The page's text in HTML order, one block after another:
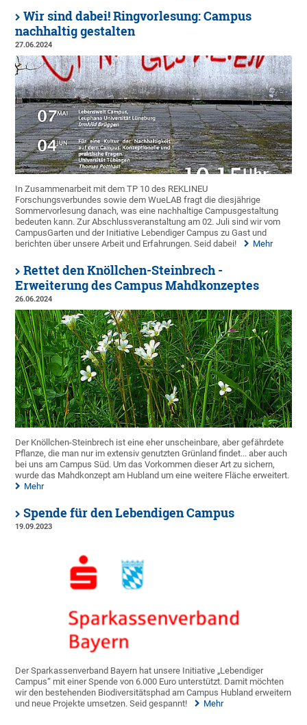
Wir sind dabei! Ringvorlesung: Campus
nachhaltig gestalten
27.06.2024
In Zusammenarbeit mit dem TP 10 des REKLINEU
Forschungsverbundes sowie dem WueLAB fragt die diesjährige
Sommervorlesung danach, was eine nachhaltige Campusgestaltung
bedeuten kann. Zur Abschlussveranstaltung am 02. Juli sind wir vom
CampusGarten und der Initiative Lebendiger Campus zu Gast und
berichten über unsere Arbeit und Erfahrungen. Seid dabei!
Mehr
Rettet den Knöllchen-Steinbrech -
Erweiterung des Campus Mahdkonzeptes
26.06.2024
Der Knöllchen-Steinbrech ist eine eher unscheinbare, aber gefährdete
Pflanze, die man nur im extensiv genutzten Grünland findet... aber auch
bei uns am Campus Süd. Um das Vorkommen dieser Art zu sichern,
wurde das Mahdkonzept am Hubland um eine weitere Fläche erweitert.
Mehr
Spende für den Lebendigen Campus
19.09.2023
Der Sparkassenverband Bayern hat unsere Initiative „Lebendiger
Campus“ mit einer Spende von 6.000 Euro unterstützt. Damit möchten
wir den bestehenden Biodiversitätsphad am Campus Hubland erweitern
und neue Projekte umsetzen. Seid gespannt!
Mehr